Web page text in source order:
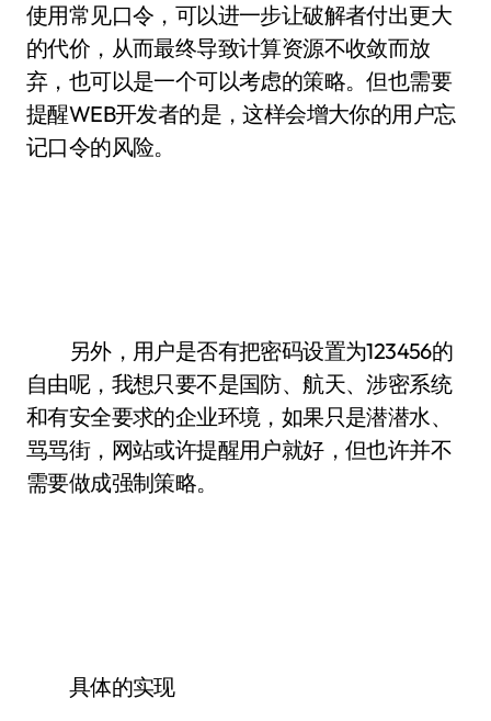
使用常见口令，可以进一步让破解者付出更大
的代价，从而最终导致计算资源不收敛而放
弃，也可以是一个可以考虑的策略。但也需要
提醒WEB开发者的是，这样会增大你的用户忘
记口令的风险。
另外，用户是否有把密码设置为123456的
自由呢，我想只要不是国防、航天、涉密系统
和有安全要求的企业环境，如果只是潜潜水、
骂骂街，网站或许提醒用户就好，但也许并不
需要做成强制策略。
具体的实现